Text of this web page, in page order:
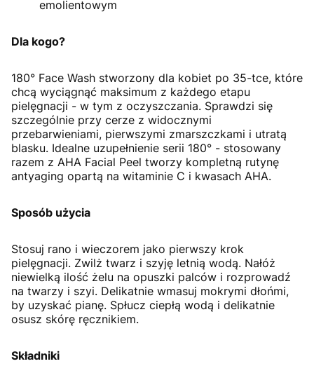
emolientowym
Dla kogo?
180° Face Wash stworzony dla kobiet po 35-tce, które
chcą wyciągnąć maksimum z każdego etapu
pielęgnacji - w tym z oczyszczania. Sprawdzi się
szczególnie przy cerze z widocznymi
przebarwieniami, pierwszymi zmarszczkami i utratą
blasku. Idealne uzupełnienie serii 180° - stosowany
razem z AHA Facial Peel tworzy kompletną rutynę
antyaging opartą na witaminie C i kwasach AHA.
Sposób użycia
Stosuj rano i wieczorem jako pierwszy krok
pielęgnacji. Zwilż twarz i szyję letnią wodą. Nałóż
niewielką ilość żelu na opuszki palców i rozprowadź
na twarzy i szyi. Delikatnie wmasuj mokrymi dłońmi,
by uzyskać pianę. Spłucz ciepłą wodą i delikatnie
osusz skórę ręcznikiem.
Składniki